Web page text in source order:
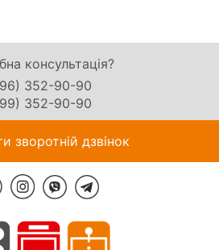
консультація?
352-90-90
352-90-90
зворотній дзвінок